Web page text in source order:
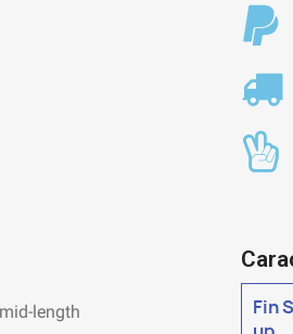
length
Fin